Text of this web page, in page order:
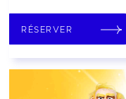
RÉSERVER